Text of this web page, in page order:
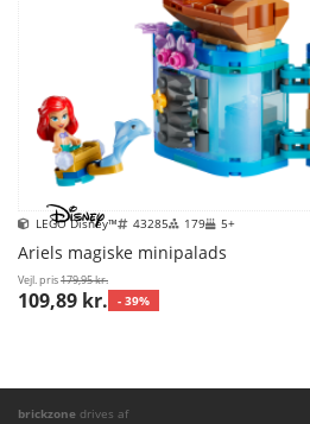
LEGO Disney™ 43285 179 5+
Ariels magiske minipalads
Vejl. pris179,95 kr.
109,89 kr. - 39%
brickzone drives af